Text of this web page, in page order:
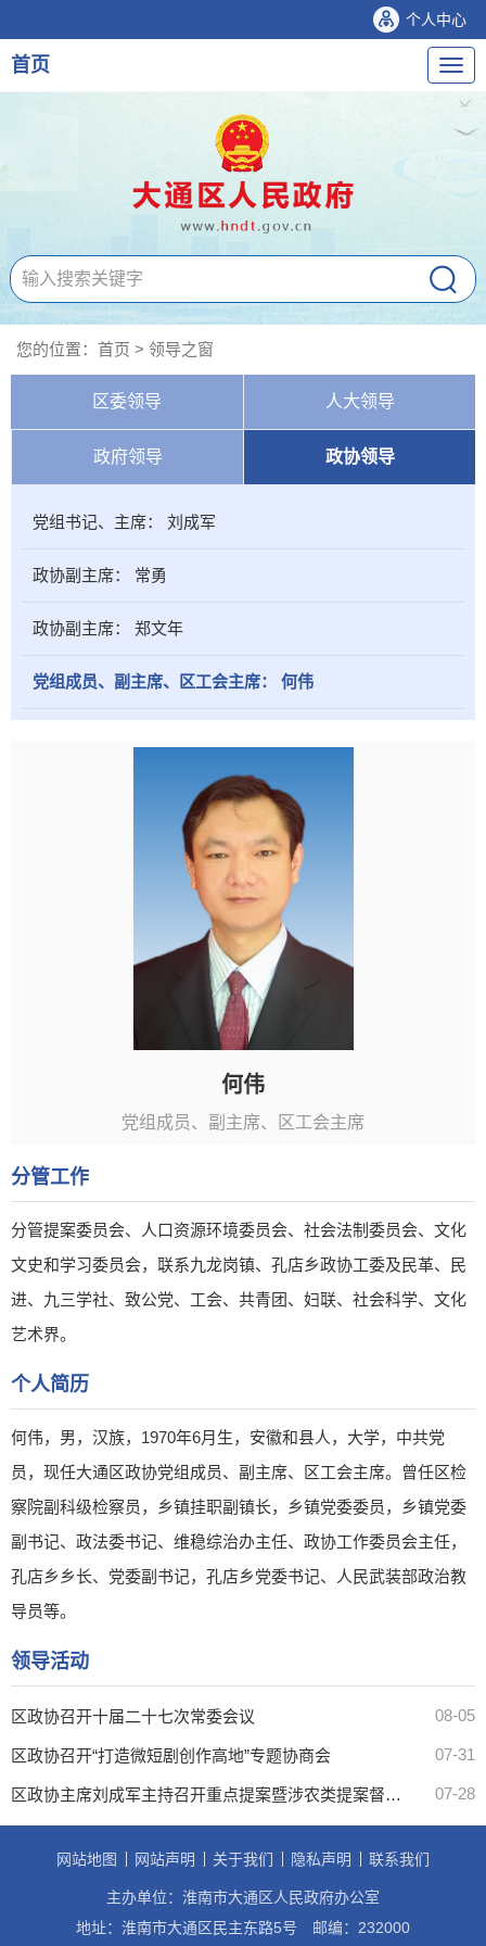
个人中心
导
航
首页
您的位置： 首页 > 领导之窗
区委领导 人大领导
政府领导 政协领导
党组书记、主席： 刘成军
政协副主席： 常勇
政协副主席： 郑文年
党组成员、副主席、区工会主席： 何伟
何伟
党组成员、副主席、区工会主席
分管工作
分管提案委员会、人口资源环境委员会、社会法制委员会、文化
文史和学习委员会，联系九龙岗镇、孔店乡政协工委及民革、民
进、九三学社、致公党、工会、共青团、妇联、社会科学、文化
艺术界。
个人简历
何伟，男，汉族，1970年6月生，安徽和县人，大学，中共党
员，现任大通区政协党组成员、副主席、区工会主席。曾任区检
察院副科级检察员，乡镇挂职副镇长，乡镇党委委员，乡镇党委
副书记、政法委书记、维稳综治办主任、政协工作委员会主任，
孔店乡乡长、党委副书记，孔店乡党委书记、人民武装部政治教
导员等。
领导活动
08-05
区政协召开十届二十七次常委会议
07-31
区政协召开“打造微短剧创作高地”专题协商会
07-28
区政协主席刘成军主持召开重点提案暨涉农类提案督办会
网站地图 网站声明 关于我们 隐私声明 联系我们
主办单位：淮南市大通区人民政府办公室
地址：淮南市大通区民主东路5号
邮编：232000